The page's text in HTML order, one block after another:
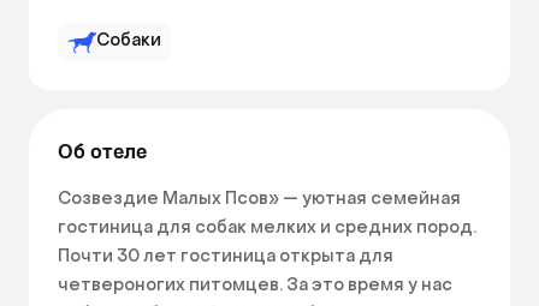
Собаки
Об отеле
Созвездие Малых Псов» — уютная семейная
гостиница для собак мелких и средних пород.
Почти 30 лет гостиница открыта для
четвероногих питомцев. За это время у нас